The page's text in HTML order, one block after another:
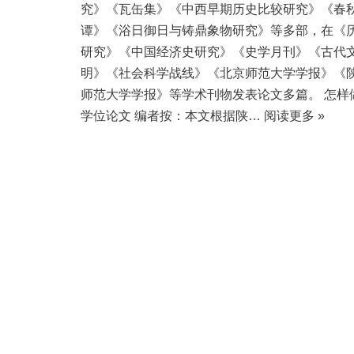
究》《瓦缶集》《中西早期历史比较研究》《春
谭》《浴日御日与铸鼎象物研究》等多部，在《
研究》《中国经济史研究》《史学月刊》《古代
明》《社会科学战线》《北京师范大学学报》《
师范大学学报》等学术刊物发表论文多篇。 怎样
学位论文 编者按：本文根据陕… 阅读更多 »